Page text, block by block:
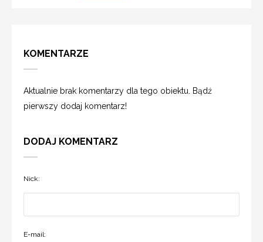
KOMENTARZE
Aktualnie brak komentarzy dla tego obiektu. Bądź
pierwszy dodaj komentarz!
DODAJ KOMENTARZ
Nick:
E-mail: